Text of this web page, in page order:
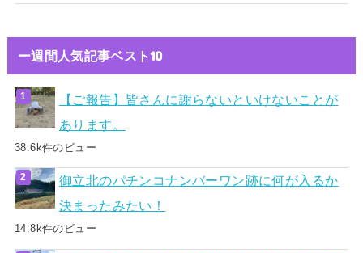
ー週間人気記事ベスト10
【ご報告】皆さんに謝らないといけないことが
あります。
38.6k件のビュー
御立北のパチンコナンバーワン跡に何が入るか
決まったみたい！
14.8k件のビュー